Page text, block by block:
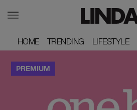
HOME
HOME TRENDING
TRENDING LIFESTYLE
LIFESTYLE